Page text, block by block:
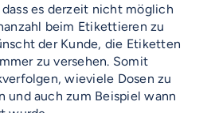
es derzeit nicht möglich
beim Etikettieren zu
der Kunde, die Etiketten
zu versehen. Somit
wieviele Dosen zu
und auch zum Beispiel wann